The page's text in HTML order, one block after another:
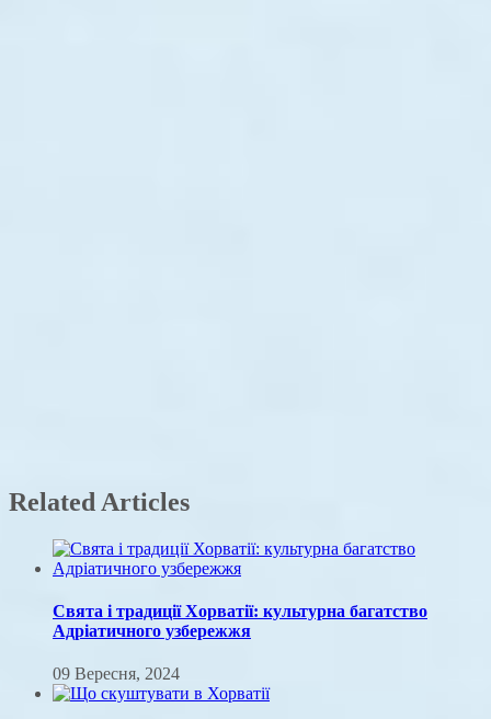
Related Articles
Свята і традиції Хорватії: культурна багатство
Адріатичного узбережжя
09 Вересня, 2024